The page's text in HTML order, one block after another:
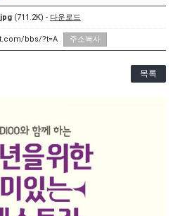
아양아트센터
오페라축제<아이다> 오페라하우스
(711.2K) - 다운로드
bbs/?t=A 주소복사
목록